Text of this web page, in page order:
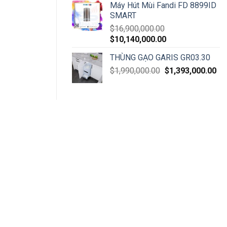
Máy Hút Mùi Fandi FD 8899ID
SMART
$16,900,000.00
$10,140,000.00
THÙNG GẠO GARIS GR03.30
$1,990,000.00 $1,393,000.00